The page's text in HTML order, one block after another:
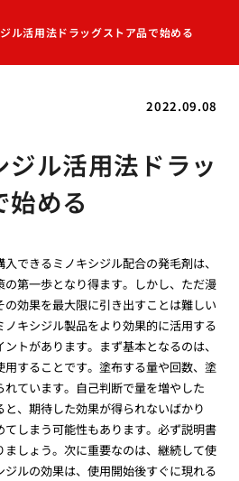
ル活用法ドラッグストア品で始める
2022.09.08
ル活用法ドラッ
始める
できるミノキシジル配合の発毛剤は、
第一歩となり得ます。しかし、ただ漫
効果を最大限に引き出すことは難しい
キシジル製品をより効果的に活用する
トがあります。まず基本となるのは、
することです。塗布する量や回数、塗
ています。自己判断で量を増やした
、期待した効果が得られないばかり
しまう可能性もあります。必ず説明書
しょう。次に重要なのは、継続して使
ルの効果は、使用開始後すぐに現れる